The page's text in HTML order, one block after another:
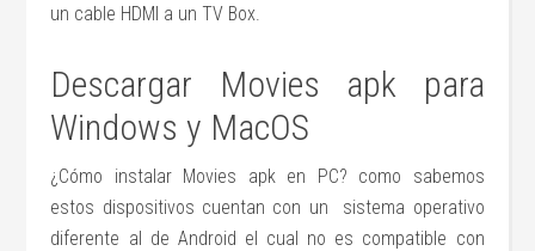
un cable HDMI a un TV Box.
Descargar Movies apk para
Windows y MacOS
¿Cómo instalar Movies apk en PC? como sabemos
estos dispositivos cuentan con un sistema operativo
diferente al de Android el cual no es compatible con